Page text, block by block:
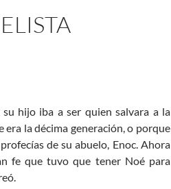
hijo iba a ser quien salvara a la
la décima generación, o porque
de su abuelo, Enoc. Ahora
fe que tuvo que tener Noé para